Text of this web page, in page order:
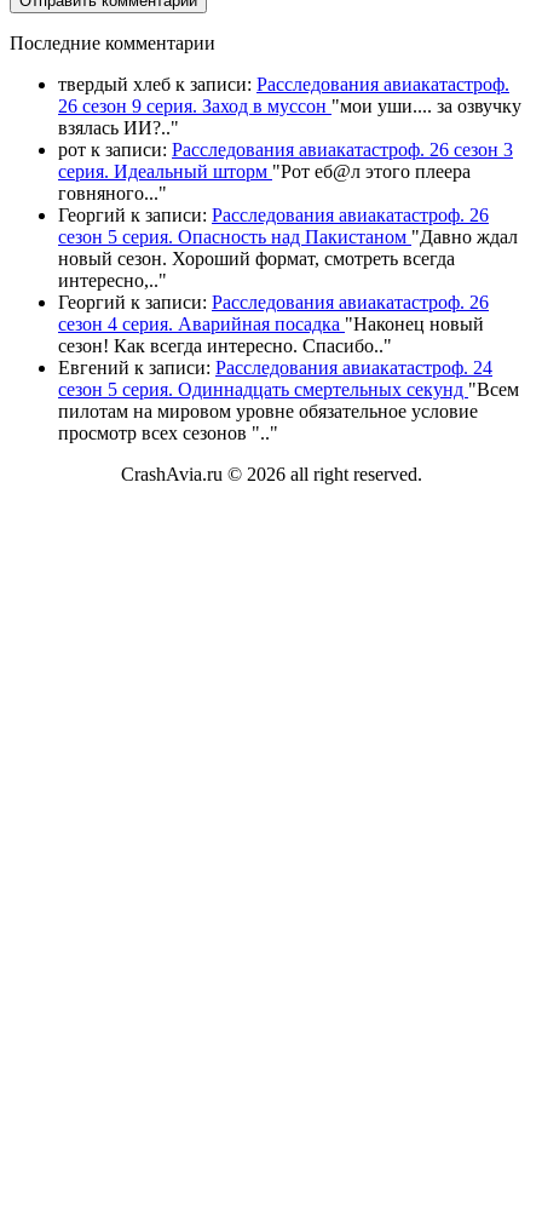
Последние комментарии
твердый хлеб к записи: Расследования авиакатастроф.
26 сезон 9 серия. Заход в муссон "мои уши.... за озвучку
взялась ИИ?.."
рот к записи: Расследования авиакатастроф. 26 сезон 3
серия. Идеальный шторм "Рот еб@л этого плеера
говняного..."
Георгий к записи: Расследования авиакатастроф. 26
сезон 5 серия. Опасность над Пакистаном "Давно ждал
новый сезон. Хороший формат, смотреть всегда
интересно,.."
Георгий к записи: Расследования авиакатастроф. 26
сезон 4 серия. Аварийная посадка "Наконец новый
сезон! Как всегда интересно. Спасибо.."
Евгений к записи: Расследования авиакатастроф. 24
сезон 5 серия. Одиннадцать смертельных секунд "Всем
пилотам на мировом уровне обязательное условие
просмотр всех сезонов ".."
CrashAvia.ru © 2026 all right reserved.